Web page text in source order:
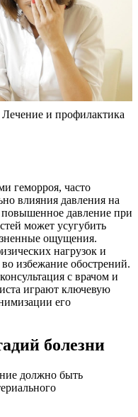
и профилактика
геморроя, часто
влияния давления на
давление при
может усугубить
ощущения.
нагрузок и
во избежание обострений.
с врачом и
играют ключевую
его
болезни
должно быть